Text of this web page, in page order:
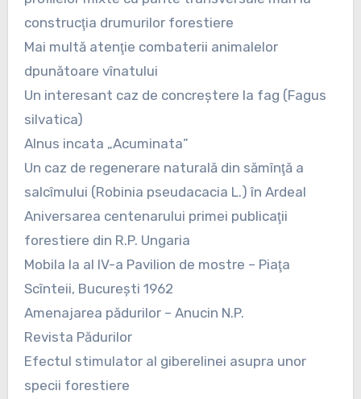
construcţia drumurilor forestiere
Mai multă atenţie combaterii animalelor
dpunătoare vînatului
Un interesant caz de concreştere la fag (Fagus
silvatica)
Alnus incata „Acuminata”
Un caz de regenerare naturală din sămînţă a
salcîmului (Robinia pseudacacia L.) în Ardeal
Aniversarea centenarului primei publicaţii
forestiere din R.P. Ungaria
Mobila la al IV-a Pavilion de mostre – Piaţa
Scînteii, Bucureşti 1962
Amenajarea pădurilor – Anucin N.P.
Revista Pădurilor
Efectul stimulator al giberelinei asupra unor
specii forestiere